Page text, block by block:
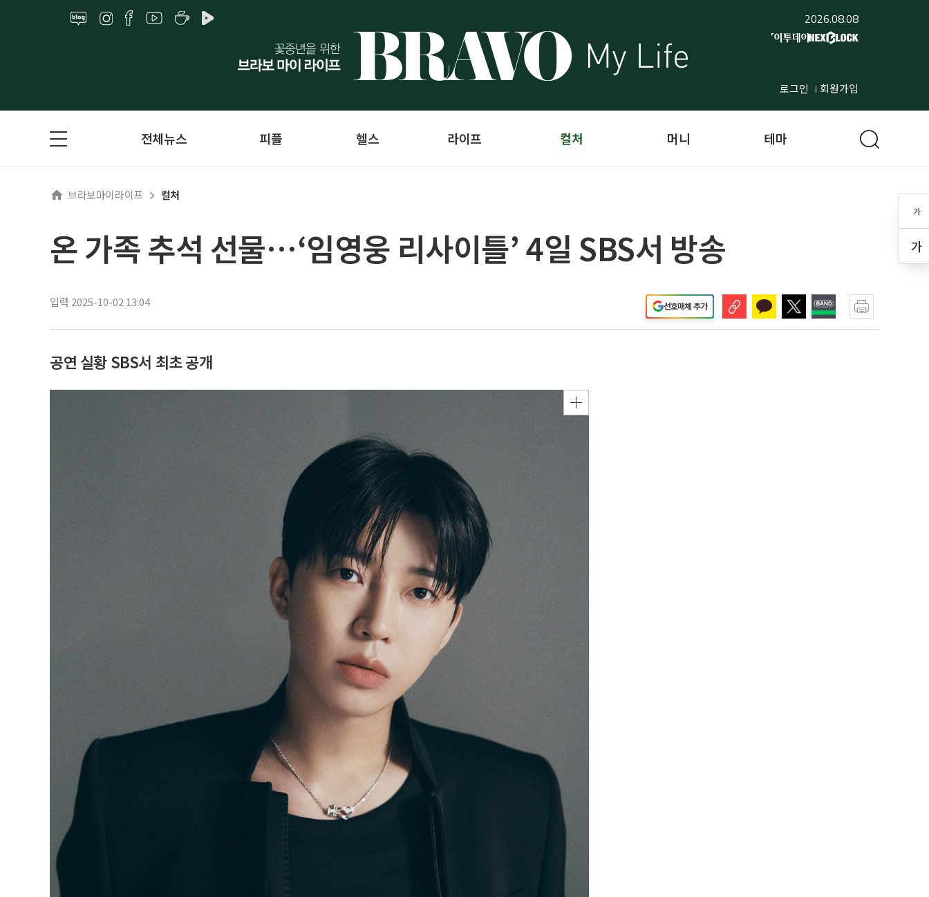
2026.08.08
로그인 회원가입
가
가
전체뉴스 피플 헬스 라이프 컬처 머니 테마
브라보마이라이프 컬처
온 가족 추석 선물…‘임영웅 리사이틀’ 4일 SBS서 방송
입력 2025-10-02 13:04 선호매체 추가
공연 실황 SBS서 최초 공개